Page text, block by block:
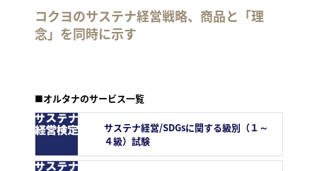
コクヨのサステナ経営戦略、商品と「理
念」を同時に示す
■オルタナのサービス一覧
サステナ経営/SDGsに関する級別（１～
４級）試験